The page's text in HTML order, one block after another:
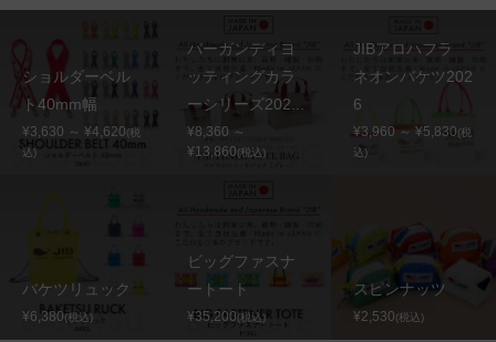
ショルダーベル
ト40mm幅
¥3,630 ～ ¥4,620(税
込)
バーガンディヨ
ッティングカラ
ーシリーズ202...
¥8,360 ～
¥13,860(税込)
JIBアロハフラ
ネオンバケツ202
6
¥3,960 ～ ¥5,830(税
込)
バケツリュック
¥6,380(税込)
ビッグファスナ
ートート
¥35,200(税込)
スピンナッツ
¥2,530(税込)